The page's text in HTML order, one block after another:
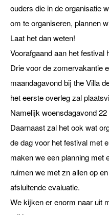
ouders die in de organisatie
om te organiseren, plannen
Laat het dan weten!
Voorafgaand aan het festival
Drie voor de zomervakantie
maandagavond bij the Villa
het eerste overleg zal
Namelijk woensdagavond 22
Daarnaast zal het ook wat
de dag voor het festival met
maken we een planning met
ruimen we met zn allen op
afsluitende evaluatie.
We kijken er enorm naar uit